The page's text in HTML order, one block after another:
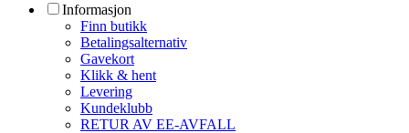
Informasjon
Finn butikk
Betalingsalternativ
Gavekort
Klikk & hent
Levering
Kundeklubb
RETUR AV EE-AVFALL